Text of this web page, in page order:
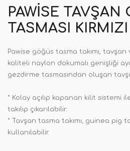
PAWISE TAVŞAN
TASMASI KIRMIZI
Pawise göğüs tasma takımı,
kaliteli naylon dokumalı genişliği
gezdirme tasmasından oluşan
* Kolay açılıp kapanan kilit sistemi
takılıp çıkarılabilir.
* Tavşan tasma takımı, guinea pig
kullanılabilir.